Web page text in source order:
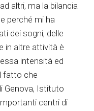
altri, ma la bilancia
perché mi ha
dei sogni, delle
in altre attività è
intensità ed
fatto che
Genova, Istituto
centri di